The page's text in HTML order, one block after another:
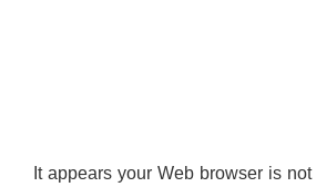
It appears your Web browser is